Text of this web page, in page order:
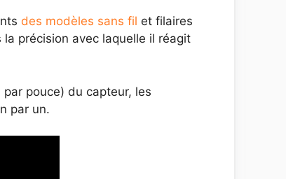
des modèles sans fil et filaires
précision avec laquelle il réagit
pouce) du capteur, les
par un.